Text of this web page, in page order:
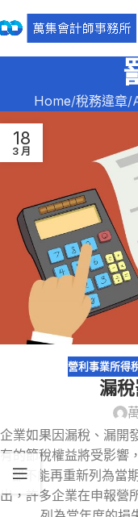
Home 稅務違章
18
3 月
營利事業所得
漏稅
企業如果因漏稅、漏開
有的節稅權益將受影響
都不能再重新列為當
出，許多企業在申報營